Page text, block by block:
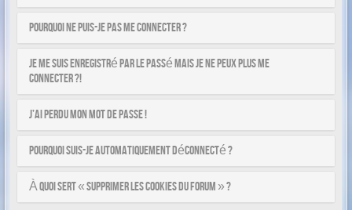
Pourquoi ne puis-je pas me connecter ?
Je me suis enregistré par le passé mais je ne peux plus me
connecter ?!
J’ai perdu mon mot de passe !
Pourquoi suis-je automatiquement déconnecté ?
À quoi sert « Supprimer les cookies du forum » ?